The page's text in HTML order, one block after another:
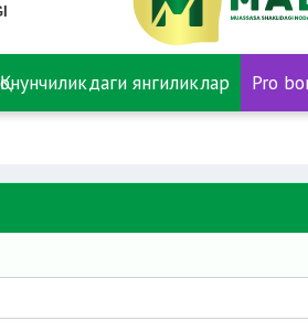
Қонунчиликдаги янгиликлар Pro